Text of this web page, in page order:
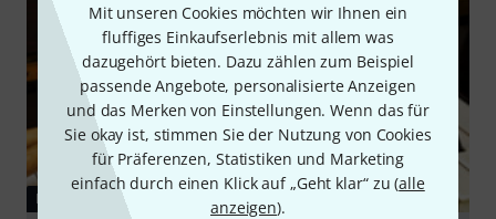
Mit unseren Cookies möchten wir Ihnen ein
fluffiges Einkaufserlebnis mit allem was
dazugehört bieten. Dazu zählen zum Beispiel
passende Angebote, personalisierte Anzeigen
und das Merken von Einstellungen. Wenn das für
Sie okay ist, stimmen Sie der Nutzung von Cookies
für Präferenzen, Statistiken und Marketing
einfach durch einen Klick auf „Geht klar“ zu (alle
anzeigen).
RATGEBER